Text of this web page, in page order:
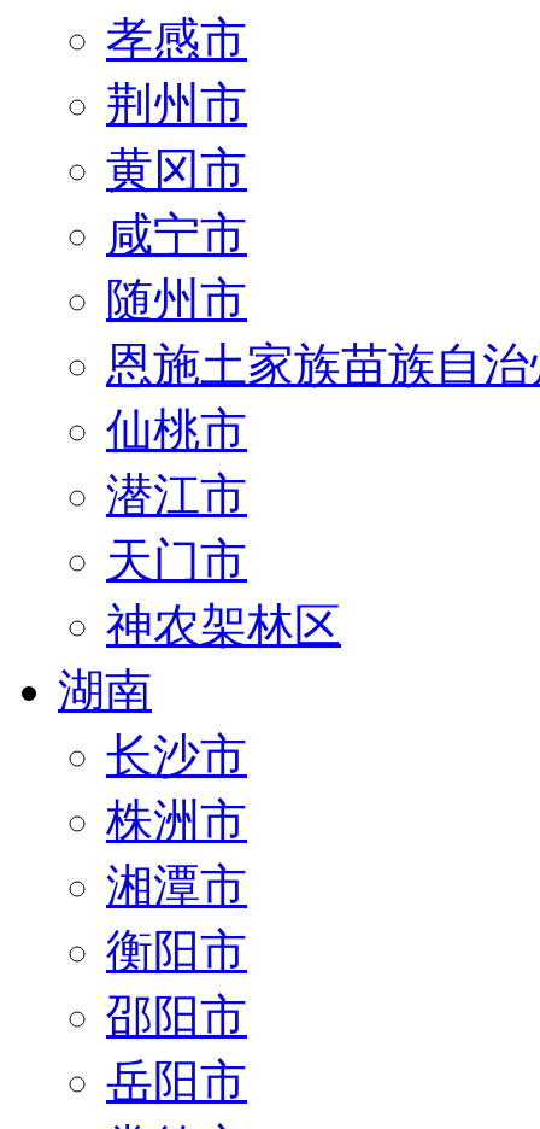
孝感市
荆州市
黄冈市
咸宁市
随州市
恩施土家族苗族自治
仙桃市
潜江市
天门市
神农架林区
湖南
长沙市
株洲市
湘潭市
衡阳市
邵阳市
岳阳市